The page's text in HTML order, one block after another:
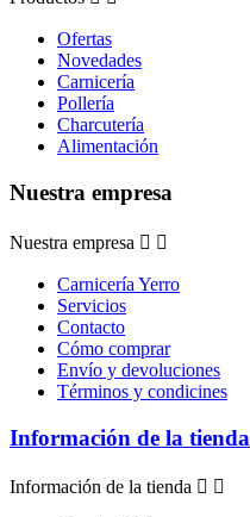
Ofertas
Novedades
Carnicería
Pollería
Charcutería
Alimentación
Nuestra empresa
Nuestra empresa  
Carnicería Yerro
Servicios
Contacto
Cómo comprar
Envío y devoluciones
Términos y condicines
Información de la tienda
Información de la tienda  